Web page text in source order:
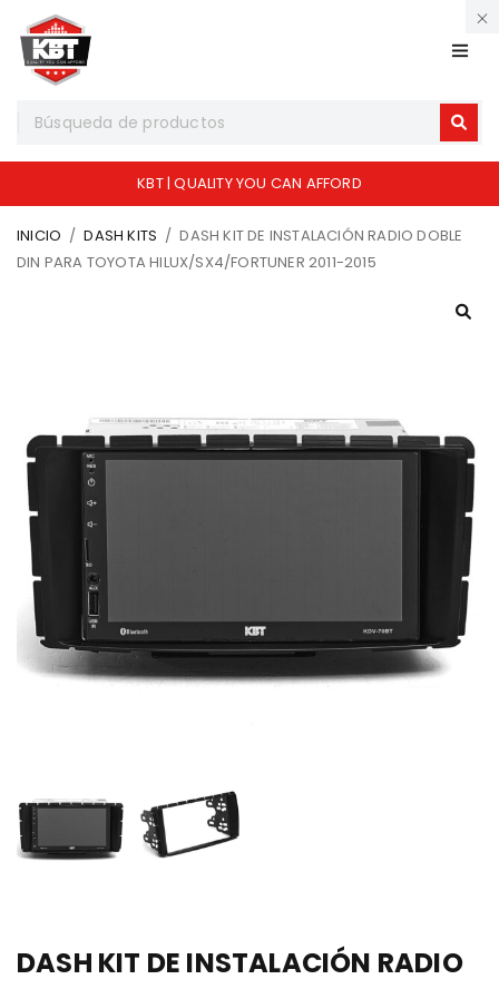
KBT | QUALITY YOU CAN AFFORD
INICIO / DASH KITS / DASH KIT DE INSTALACIÓN RADIO DOBLE
DIN PARA TOYOTA HILUX/SX4/FORTUNER 2011-2015
DASH KIT DE INSTALACIÓN RADIO